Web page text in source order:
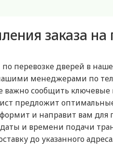
заказа на
по перевозке дверей в
менеджерами по
важно сообщить
предложит
и направит вам
и времени подачи
до указанного адреса.